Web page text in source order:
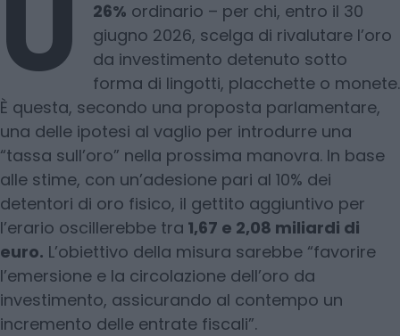
26% ordinario – per chi, entro il 30
giugno 2026, scelga di rivalutare l’oro
da investimento detenuto sotto
forma di lingotti, placchette o monete.
È questa, secondo una proposta parlamentare,
una delle ipotesi al vaglio per introdurre una
“tassa sull’oro” nella prossima manovra. In base
alle stime, con un’adesione pari al 10% dei
detentori di oro fisico, il gettito aggiuntivo per
l’erario oscillerebbe tra 1,67 e 2,08 miliardi di
euro. L’obiettivo della misura sarebbe “favorire
l’emersione e la circolazione dell’oro da
investimento, assicurando al contempo un
incremento delle entrate fiscali”.